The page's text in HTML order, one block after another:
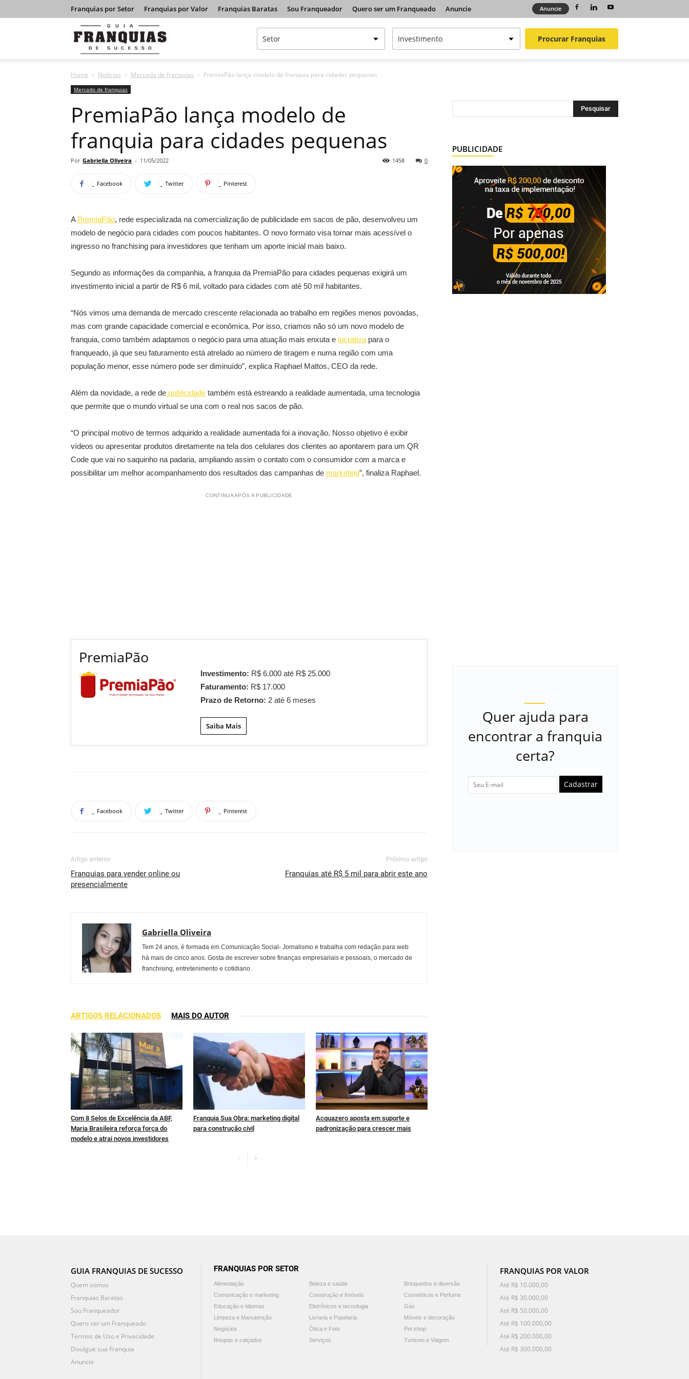
Franquias por Setor Franquias por Valor Franquias Baratas Sou Franqueador Quero ser um Franqueado Anuncie Anuncie
Franquias
de
Sucesso
Procurar Franquias
Home Notícias Mercado de franquias PremiaPão lança modelo de franquia para cidades pequenas
Mercado de franquias
PremiaPão lança modelo de
franquia para cidades pequenas
Por Gabriella Oliveira - 11/05/2022 0
1458
Facebook Twitter Pinterest
A PremiaPão, rede especializada na comercialização de publicidade em sacos de pão, desenvolveu um
modelo de negócio para cidades com poucos habitantes. O novo formato visa tornar mais acessível o
ingresso no franchising para investidores que tenham um aporte inicial mais baixo.
Segundo as informações da companhia, a franquia da PremiaPão para cidades pequenas exigirá um
investimento inicial a partir de R$ 6 mil, voltado para cidades com até 50 mil habitantes.
“Nós vimos uma demanda de mercado crescente relacionada ao trabalho em regiões menos povoadas,
mas com grande capacidade comercial e econômica. Por isso, criamos não só um novo modelo de
franquia, como também adaptamos o negócio para uma atuação mais enxuta e lucrativa para o
franqueado, já que seu faturamento está atrelado ao número de tiragem e numa região com uma
população menor, esse número pode ser diminuído”, explica Raphael Mattos, CEO da rede.
Além da novidade, a rede de publicidade também está estreando a realidade aumentada, uma tecnologia
que permite que o mundo virtual se una com o real nos sacos de pão.
“O principal motivo de termos adquirido a realidade aumentada foi a inovação. Nosso objetivo é exibir
vídeos ou apresentar produtos diretamente na tela dos celulares dos clientes ao apontarem para um QR
Code que vai no saquinho na padaria, ampliando assim o contato com o consumidor com a marca e
possibilitar um melhor acompanhamento dos resultados das campanhas de marketing”, finaliza Raphael.
CONTINUA APÓS A PUBLICIDADE
PremiaPão
Investimento: R$ 6.000 até R$ 25.000
Faturamento: R$ 17.000
Prazo de Retorno: 2 até 6 meses
Saiba Mais
Facebook Twitter Pinterest
Artigo anterior
Franquias para vender online ou
presencialmente
Próximo artigo
Franquias até R$ 5 mil para abrir este ano
Gabriella Oliveira
Tem 24 anos, é formada em Comunicação Social- Jornalismo e trabalha com redação para web
há mais de cinco anos. Gosta de escrever sobre finanças empresariais e pessoais, o mercado de
franchising, entretenimento e cotidiano.
ARTIGOS RELACIONADOS MAIS DO AUTOR
Com 8 Selos de Excelência da ABF,
Maria Brasileira reforça força do
modelo e atrai novos investidores
Franquia Sua Obra: marketing digital
para construção civil
Acquazero aposta em suporte e
padronização para crescer mais
PUBLICIDADE
Quer ajuda para
encontrar a franquia
certa?
Cadastrar
GUIA FRANQUIAS DE SUCESSO
Quem somos
Franquias Baratas
Sou Franqueador
Quero ser um Franqueado
Termos de Uso e Privacidade
Divulgue sua Franquia
Anuncie
FRANQUIAS POR SETOR
Alimentação Beleza e saúde
Brinquedos e diversão
Comunicação e marketing
Construção e Imóveis
Cosméticos e Perfume
Educação e Idiomas
Eletrônicos e tecnologia
Gás
Limpeza e Manutenção
Livraria e Papelaria
Móveis e decoração
Negócios
Ótica e Foto
Pet shop
Roupas e calçados
Serviços Turismo e Viagem
FRANQUIAS POR VALOR
Até R$ 10.000,00
Até R$ 30.000,00
Até R$ 50.000,00
Até R$ 100.000,00
Até R$ 200.000,00
Até R$ 300.000,00